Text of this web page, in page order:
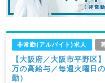
非常勤(アルバイト)求人
【大阪府／大阪市平野
万の高給与／毎週火曜日
勤）